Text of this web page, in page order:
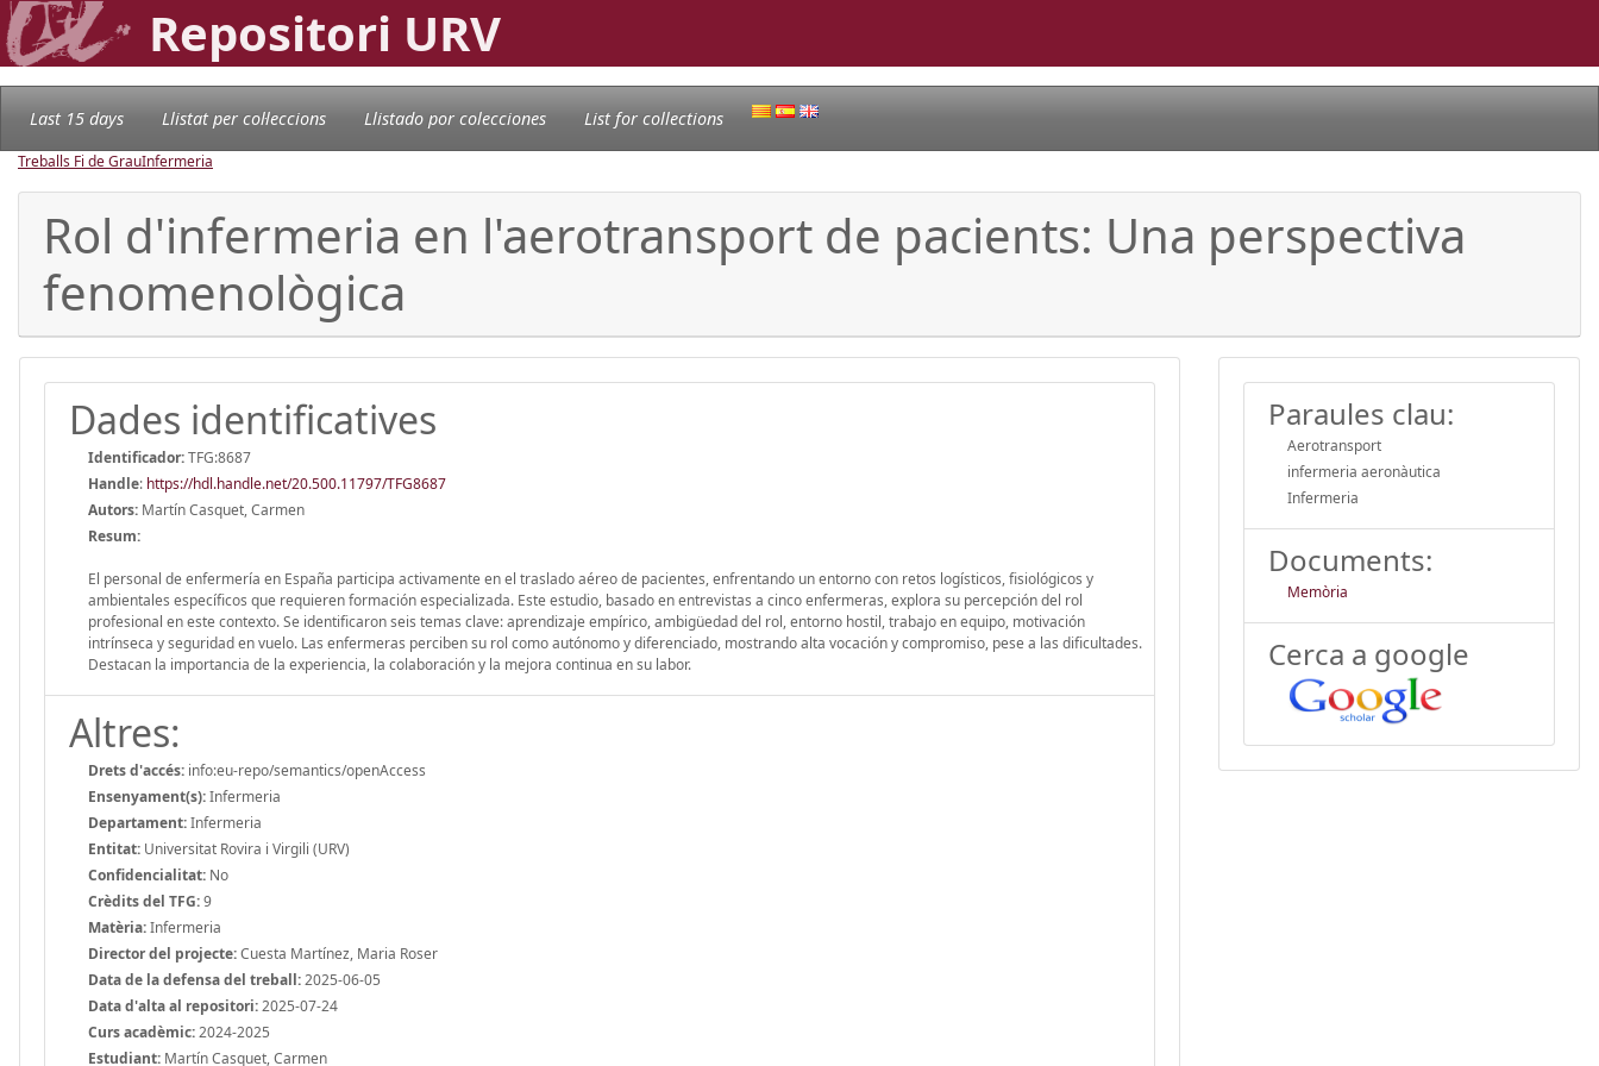
Repositori URV
Last 15 days Llistat per col·leccions Llistado por colecciones List for collections
Treballs Fi de GrauInfermeria
Rol d'infermeria en l'aerotransport de pacients: Una perspectiva
fenomenològica
Dades identificatives
Identificador:TFG:8687
Handle: https://hdl.handle.net/20.500.11797/TFG8687
Autors: Martín Casquet, Carmen
Resum:
El personal de enfermería en España participa activamente en el traslado aéreo de pacientes, enfrentando un entorno con retos logísticos, fisiológicos y
ambientales específicos que requieren formación especializada. Este estudio, basado en entrevistas a cinco enfermeras, explora su percepción del rol
profesional en este contexto. Se identificaron seis temas clave: aprendizaje empírico, ambigüedad del rol, entorno hostil, trabajo en equipo, motivación
intrínseca y seguridad en vuelo. Las enfermeras perciben su rol como autónomo y diferenciado, mostrando alta vocación y compromiso, pese a las dificultades.
Destacan la importancia de la experiencia, la colaboración y la mejora continua en su labor.
Altres:
Drets d'accés: info:eu-repo/semantics/openAccess
Ensenyament(s):Infermeria
Departament:Infermeria
Entitat: Universitat Rovira i Virgili (URV)
Confidencialitat: No
Crèdits del TFG:9
Matèria:Infermeria
Director del projecte:Cuesta Martínez, Maria Roser
Data de la defensa del treball:2025-06-05
Data d'alta al repositori:2025-07-24
Curs acadèmic:2024-2025
Estudiant: Martín Casquet, Carmen
Paraules clau:
Aerotransport
infermeria aeronàutica
Infermeria
Documents:
Memòria
Cerca a google